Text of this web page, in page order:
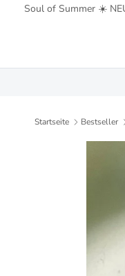
Soul of Summer ☀️
Startseite Bestseller